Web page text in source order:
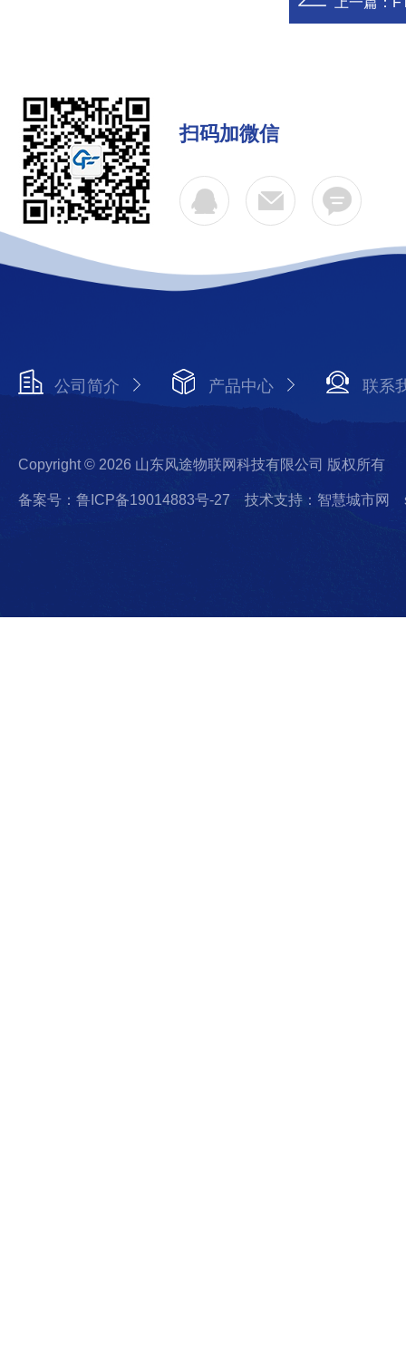
扫码加微信
公司简介 产品中心 联系
Copyright © 2026 山东风途物联网科技有限公司 版权所有
备案号：鲁ICP备19014883号-27 技术支持：智慧城市网